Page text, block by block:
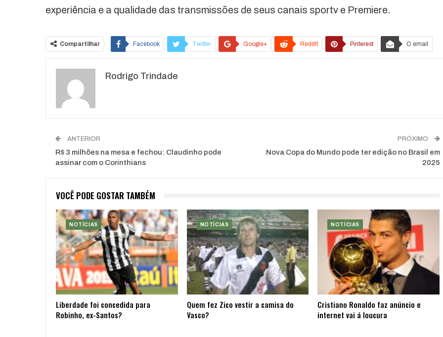
experiência e a qualidade das transmissões de seus canais sportv e Premiere.
Compartilhar Facebook Twitter Google+ ReddIt Pinterest O email
Rodrigo Trindade
ANTERIOR
R$ 3 milhões na mesa e fechou: Claudinho pode
assinar com o Corinthians
PRÓXIMO
Nova Copa do Mundo pode ter edição no Brasil em
2025
VOCÊ PODE GOSTAR TAMBÉM
NOTÍCIAS
Liberdade foi concedida para
Robinho, ex-Santos?
NOTÍCIAS
Quem fez Zico vestir a camisa do
Vasco?
NOTÍCIAS
Cristiano Ronaldo faz anúncio e
internet vai á loucura